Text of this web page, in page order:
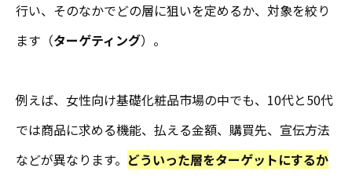
行い、そのなかでどの層に狙いを定めるか、対象を絞り
ます（ターゲティング）。
例えば、女性向け基礎化粧品市場の中でも、10代と50代
では商品に求める機能、払える金額、購買先、宣伝方法
などが異なります。 どういった層をターゲットにするか